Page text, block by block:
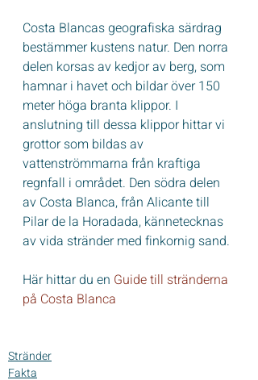
Costa Blancas geografiska särdrag
bestämmer kustens natur. Den norra
delen korsas av kedjor av berg, som
hamnar i havet och bildar över 150
meter höga branta klippor. I
anslutning till dessa klippor hittar vi
grottor som bildas av
vattenströmmarna från kraftiga
regnfall i området. Den södra delen
av Costa Blanca, från Alicante till
Pilar de la Horadada, kännetecknas
av vida stränder med finkornig sand.
Här hittar du en Guide till stränderna
på Costa Blanca
Stränder
Fakta